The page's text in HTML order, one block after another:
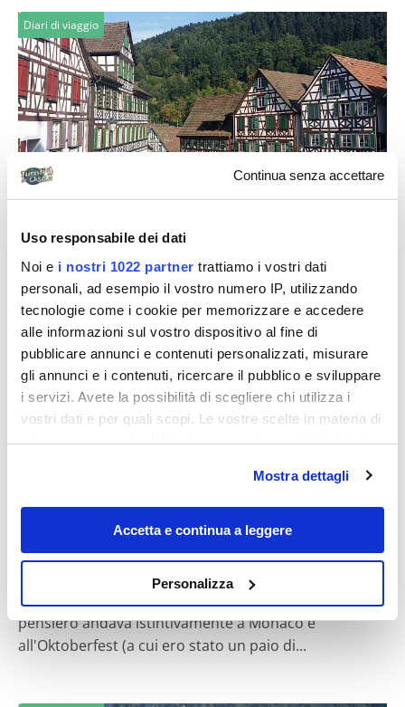
Continua senza accettare
Uso responsabile dei dati
Noi e i nostri 1022 partner trattiamo i vostri dati
personali, ad esempio il vostro numero IP, utilizzando
tecnologie come i cookie per memorizzare e accedere
alle informazioni sul vostro dispositivo al fine di
pubblicare annunci e contenuti personalizzati, misurare
gli annunci e i contenuti, ricercare il pubblico e sviluppare
i servizi. Avete la possibilità di scegliere chi utilizza i
vostri dati e per quali scopi. Le vostre scelte in materia di
privacy sono applicabili solo su questa proprietà digitale
modificare o revocare il proprio consenso in qualsiasi
momento dalla Dichiarazione sui cookie o facendo clic
sull'icona di attivazione della privacy.
raccogliere informazioni sulla tua posizione
geografica, con un'approssimazione di qualche
metro,
Mostra dettagli
Accetta e continua a leggere
Personalizza
Diari di viaggio
enzima66
dei più grandi parchi divertimenti d'Europa. Per
l'occasione abbiamo soggiornato a...
Diari di viaggio
marviu
Prima di questo viaggio se mi dicevano Baviera il mio
pensiero andava istintivamente a Monaco e
all'Oktoberfest (a cui ero stato un paio di...